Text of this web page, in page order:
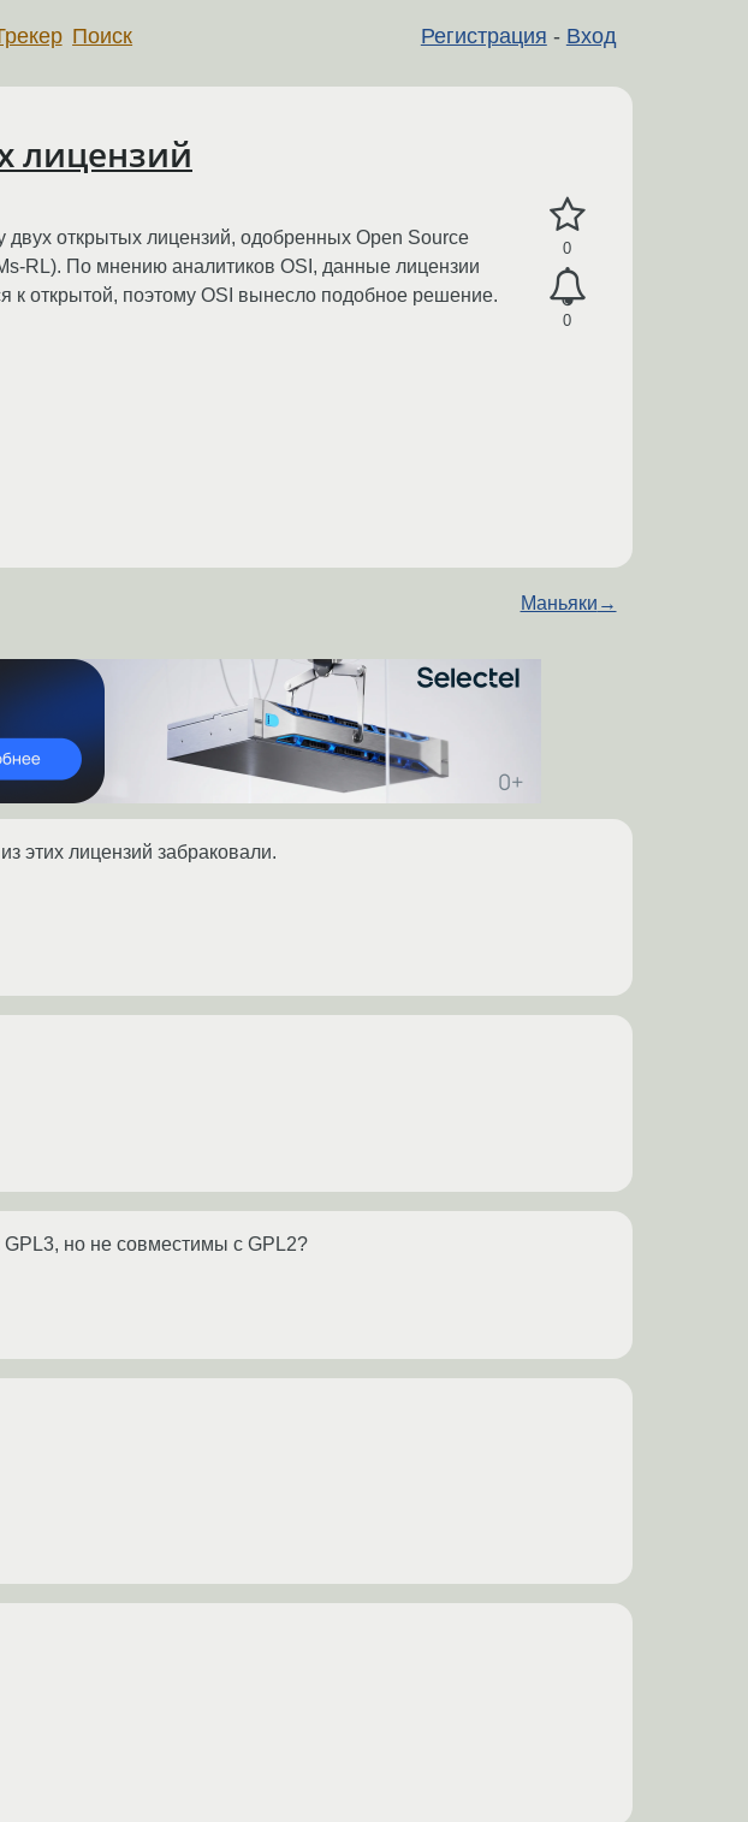
Регистрация - Вход
Поиск
лицензий
0
0
открытых лицензий, одобренных Open Source
RL). По мнению аналитиков OSI, данные лицензии
к открытой, поэтому OSI вынесло подобное решение.
Маньяки →
этих лицензий забраковали.
но не совместимы с GPL2?